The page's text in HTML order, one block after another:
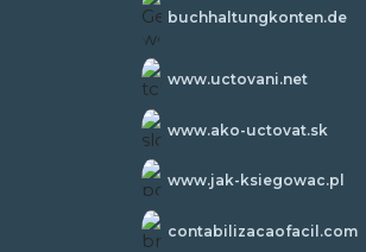
buchhaltungkonten.de
www.uctovani.net
www.ako-uctovat.sk
www.jak-ksiegowac.pl
contabilizacaofacil.com